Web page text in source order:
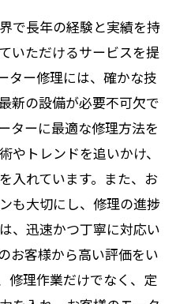
で長年の経験と実績を持
いただけるサービスを提
ター修理には、確かな技
新の設備が必要不可欠で
ターに最適な修理方法を
やトレンドを追いかけ、
入れています。また、お
も大切にし、修理の進捗
、迅速かつ丁寧に対応い
お客様から高い評価をい
修理作業だけでなく、定